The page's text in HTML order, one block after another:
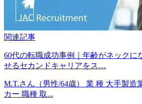
関連記事
60代の転職成功事例｜年齢がネックに
せるセカンドキャリアをス…
M.T.さん（男性/64歳） 業 種 大手製造
カー 職種 取...